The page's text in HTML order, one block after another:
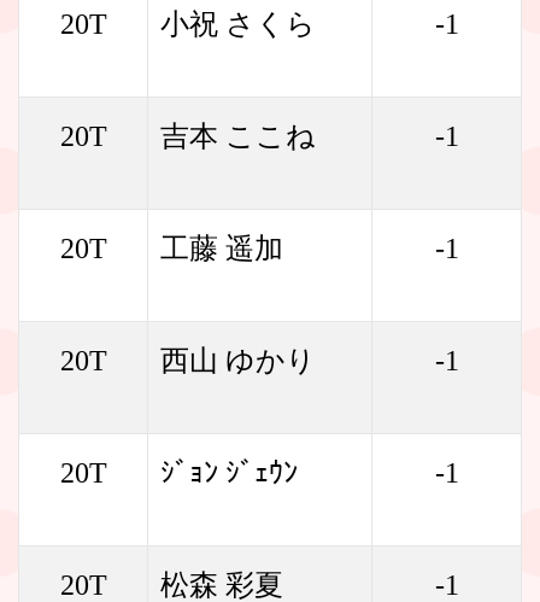
20T 小祝 さくら -1
20T 吉本 ここね -1
20T 工藤 遥加 -1
20T 西山 ゆかり -1
20T ｼﾞｮﾝ ｼﾞｪｳﾝ -1
20T 松森 彩夏 -1